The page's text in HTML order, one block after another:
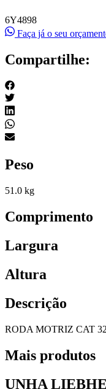
6Y4898
Faça já o seu
Compartilhe:
Peso
51.0 kg
Comprimento
Largura
Altura
Descrição
RODA MOTRIZ CAT
Mais produtos
UNHA